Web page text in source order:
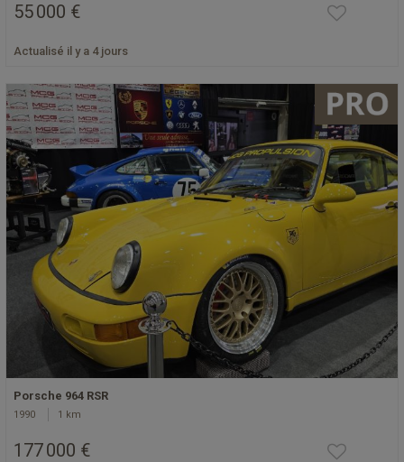
55 000 €
Actualisé il y a 4 jours
Porsche 964 RSR
1990 1 km
177 000 €